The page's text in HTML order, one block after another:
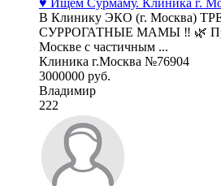
В Клинику ЭКО (г. Москва)
СУРРОГАТНЫЕ МАМЫ ‼ 🌿
Москве с частичным ...
Клиника г.Москва №76904
3000000 руб.
Владимир
222